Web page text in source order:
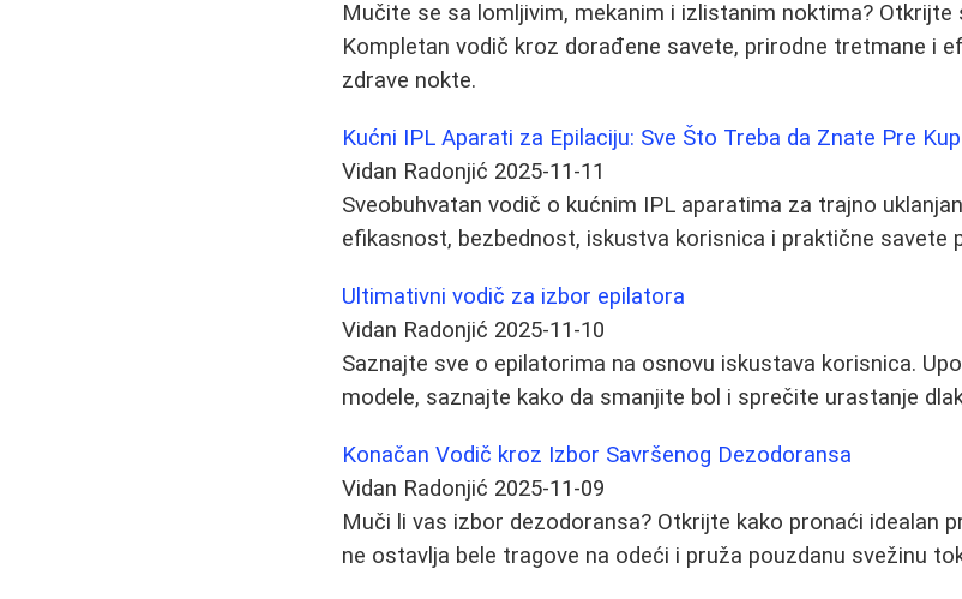
Mučite se sa lomljivim, mekanim i izlistanim noktima? Otkrijte
Kompletan vodič kroz dorađene savete, prirodne tretmane i
zdrave nokte.
Kućni IPL Aparati za Epilaciju: Sve Što Treba da Znate Pre
Vidan Radonjić 2025-11-11
Sveobuhvatan vodič o kućnim IPL aparatima za trajno
efikasnost, bezbednost, iskustva korisnica i praktične savete
Ultimativni vodič za izbor epilatora
Vidan Radonjić 2025-11-10
Saznajte sve o epilatorima na osnovu iskustava korisnica.
modele, saznajte kako da smanjite bol i sprečite urastanje
Konačan Vodič kroz Izbor Savršenog Dezodoransa
Vidan Radonjić 2025-11-09
Muči li vas izbor dezodoransa? Otkrijte kako pronaći idealan
ne ostavlja bele tragove na odeći i pruža pouzdanu svežinu